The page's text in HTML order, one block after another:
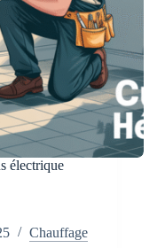
électrique
Chauffage